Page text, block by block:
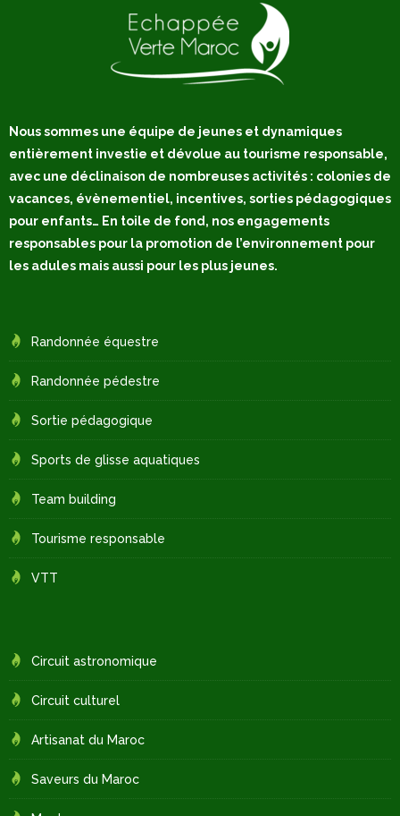
Nous sommes une équipe de jeunes et dynamiques
entièrement investie et dévolue au tourisme responsable,
avec une déclinaison de nombreuses activités : colonies de
vacances, évènementiel, incentives, sorties pédagogiques
pour enfants… En toile de fond, nos engagements
responsables pour la promotion de l’environnement pour
les adules mais aussi pour les plus jeunes.
Randonnée équestre
Randonnée pédestre
Sortie pédagogique
Sports de glisse aquatiques
Team building
Tourisme responsable
VTT
Circuit astronomique
Circuit culturel
Artisanat du Maroc
Saveurs du Maroc